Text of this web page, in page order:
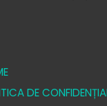
DE